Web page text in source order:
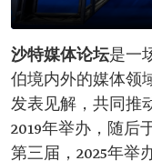
沙特媒体论坛是一
伯境内外的媒体领
发表见解，共同推
2019年举办，随后
第三届，2025年举